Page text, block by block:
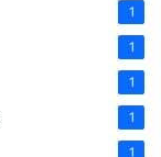
1
1
1
1
1